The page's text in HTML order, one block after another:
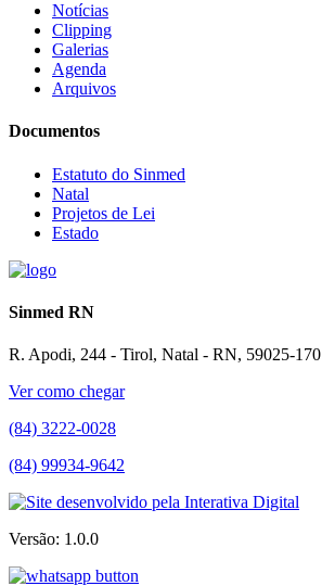
Notícias
Clipping
Galerias
Agenda
Arquivos
Documentos
Estatuto do Sinmed
Natal
Projetos de Lei
Estado
Sinmed RN
R. Apodi, 244 - Tirol, Natal - RN, 59025-170
Ver como chegar
(84) 3222-0028
(84) 99934-9642
Versão: 1.0.0